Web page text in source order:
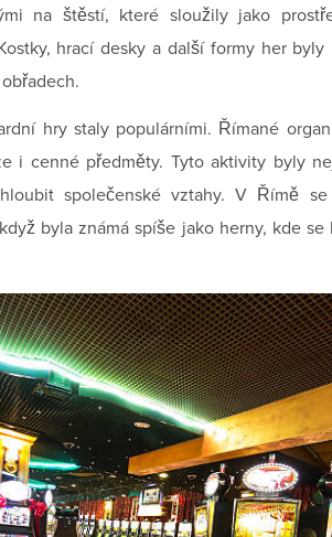
na štěstí, které sloužily jako
hrací desky a další formy her
hry staly populárními. Římané
i cenné předměty. Tyto aktivity byly
společenské vztahy. V Římě
byla známá spíše jako herny, kde se